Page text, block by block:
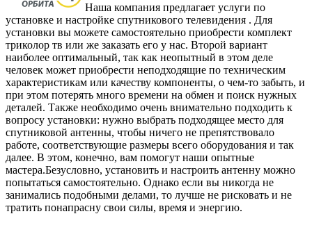
Наша компания предлагает услуги по
установке и настройке спутникового телевидения . Для
установки вы можете самостоятельно приобрести комплект
триколор тв или же заказать его у нас. Второй вариант
наиболее оптимальный, так как неопытный в этом деле
человек может приобрести неподходящие по техническим
характеристикам или качеству компоненты, о чем-то забыть, и
при этом потерять много времени на обмен и поиск нужных
деталей. Также необходимо очень внимательно подходить к
вопросу установки: нужно выбрать подходящее место для
спутниковой антенны, чтобы ничего не препятствовало
работе, соответствующие размеры всего оборудования и так
далее. В этом, конечно, вам помогут наши опытные
мастера.Безусловно, установить и настроить антенну можно
попытаться самостоятельно. Однако если вы никогда не
занимались подобными делами, то лучше не рисковать и не
тратить понапрасну свои силы, время и энергию.